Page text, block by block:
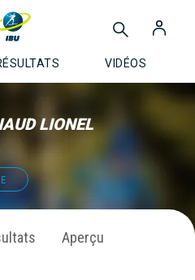
VIDÉOS
LIONEL
Aperçu